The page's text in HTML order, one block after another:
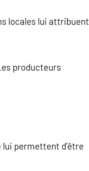
locales lui attribuent
producteurs
lui permettent d’être